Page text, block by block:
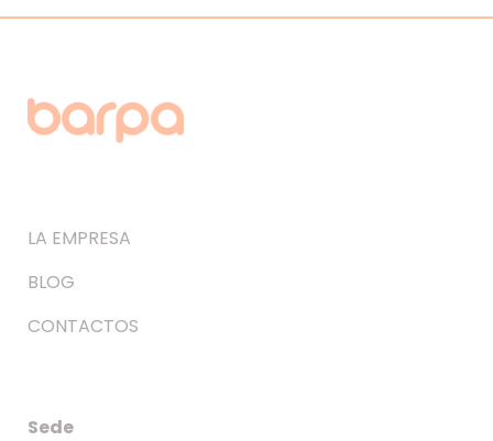
LA EMPRESA
BLOG
CONTACTOS
Sede